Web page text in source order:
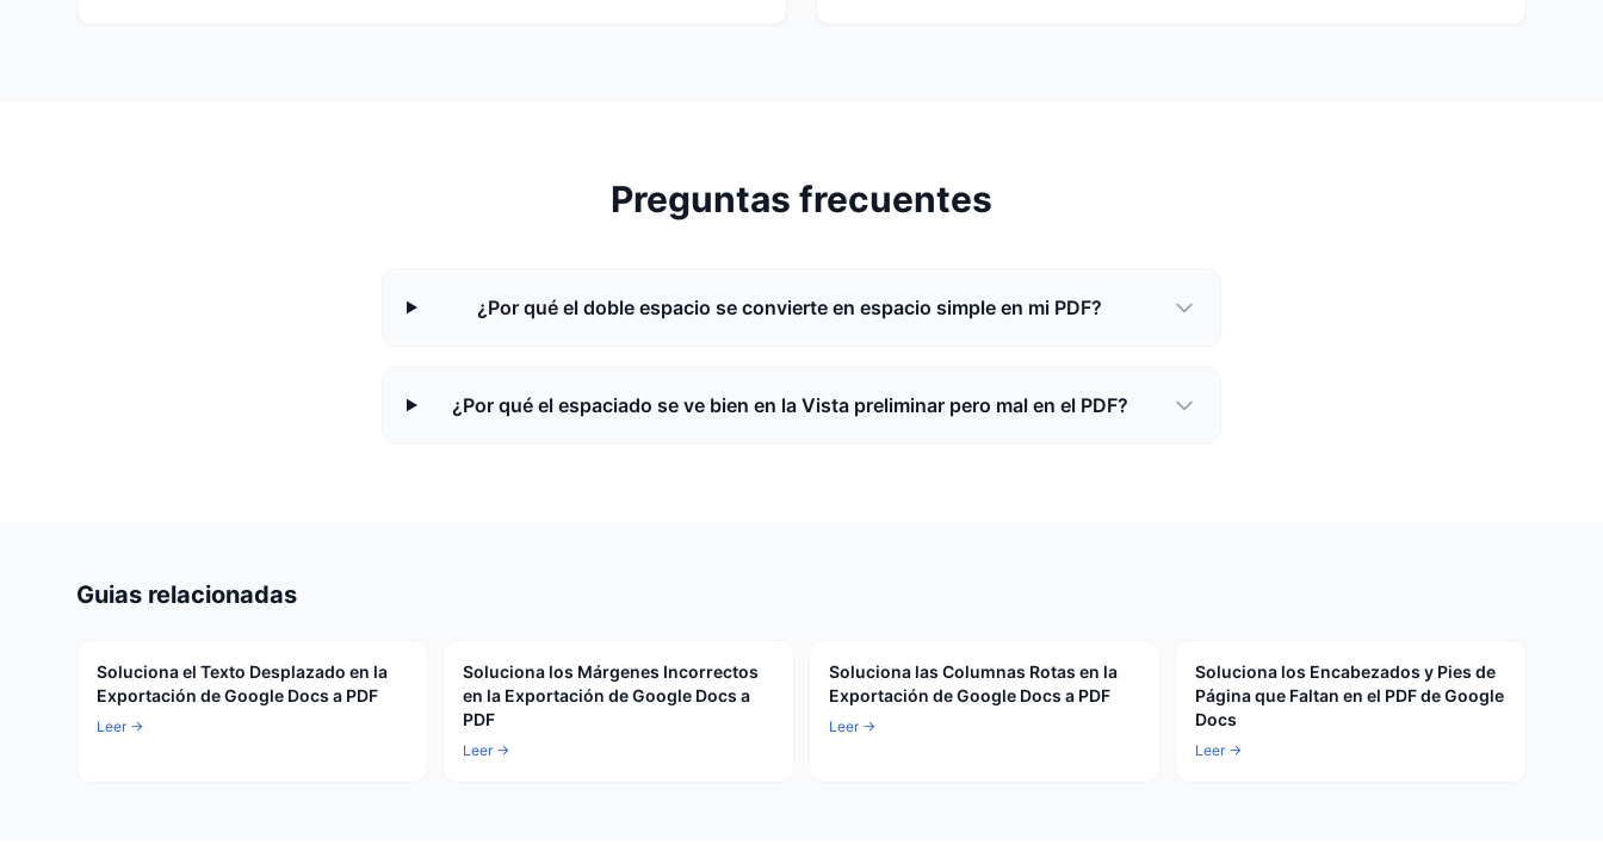
Preguntas frecuentes
¿Por qué el doble espacio se convierte en espacio simple en mi PDF?
¿Por qué el espaciado se ve bien en la Vista preliminar pero mal en el PDF?
Guias relacionadas
Soluciona el Texto Desplazado en la
Exportación de Google Docs a PDF
Leer →
Soluciona los Márgenes Incorrectos
en la Exportación de Google Docs a
PDF
Leer →
Soluciona las Columnas Rotas en la
Exportación de Google Docs a PDF
Leer →
Soluciona los Encabezados y Pies de
Página que Faltan en el PDF de Google
Docs
Leer →